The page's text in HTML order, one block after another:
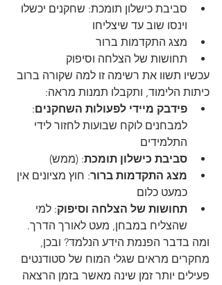
סביבת כישלון תומכת: שחקנים יכשלו
וינסו שוב עד שיצליחו
מצג התקדמות ברור
תחושות של הצלחה וסיפוק
עכשיו תשוו את רשימה זו למה שקורה ברוב
כיתות הלימוד, ותקבלו תמנות מראה:
פידבק מיידי לפעולות השחקנים:
למבחנים לוקח שבועות לחזור לידי
התלמידים
סביבת כישלון תומכת: (ממש)
מצג התקדמות ברור: חוץ מציונים אין
כמעט כלום
תחושות של הצלחה וסיפוק: למי
שהצליח במבחן, מעט לאורך הדרך.
ומה בדבר הפנמת הידע הנלמד? ובכן,
מחקרים מראים שגלי המוח של סטודנטים
פעילים יותר זמן שינה מאשר בזמן הרצאה